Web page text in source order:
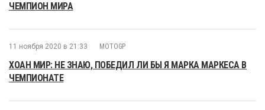
ЧЕМПИОН МИРА
11 ноября 2020 в 21:33 MOTOGP
ХОАН МИР: НЕ ЗНАЮ, ПОБЕДИЛ ЛИ БЫ Я МАРКА МАРКЕСА В
ЧЕМПИОНАТЕ